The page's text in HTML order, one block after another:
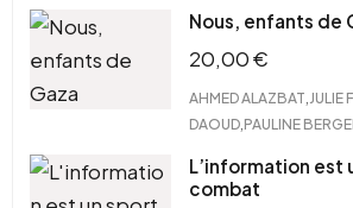
Nous, enfants de
20,00€
AHMED ALAZBAT,JULIE
DAOUD,PAULINE
L’information est
combat